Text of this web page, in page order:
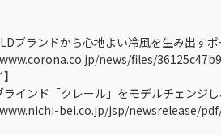
ブランドから心地よい冷風を生み出す
news/files/
インド「クレール」をモデルチェンジ
bei.co.jp/jsp/newsrelease/